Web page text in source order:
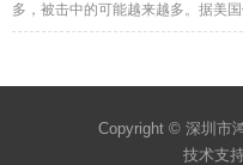
多，被击中的可能越来越多。据美
雷击。有时候雷电还确确实实有几
Copyright © 深圳市
技术支